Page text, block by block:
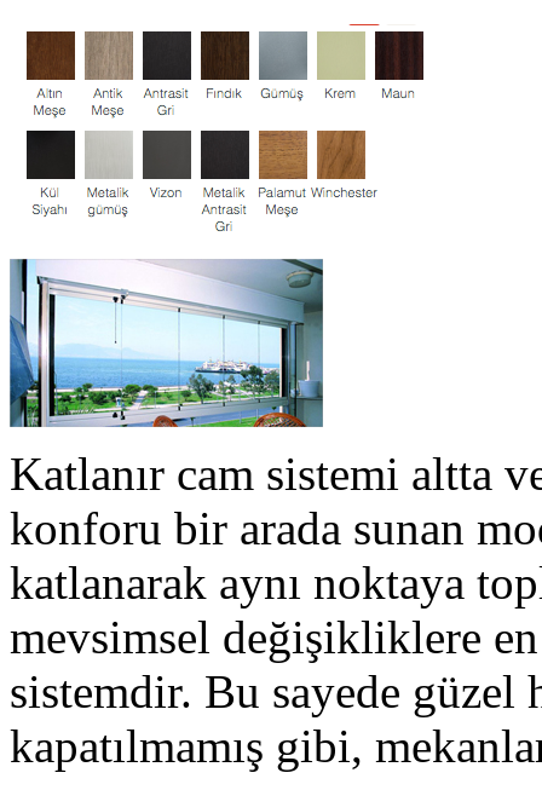
Katlanır cam sistemi altta
konforu bir arada sunan
katlanarak aynı noktaya
mevsimsel değişikliklere
sistemdir. Bu sayede güzel
kapatılmamış gibi,